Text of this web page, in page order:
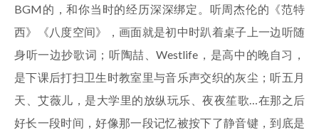
BGM的，和你当时的经历深深绑定。听周杰伦的《范特
西》《八度空间》，画面就是初中时趴着桌子上一边听随
身听一边抄歌词；听陶喆、Westlife，是高中的晚自习，
是下课后打扫卫生时教室里与音乐声交织的灰尘；听五月
天、艾薇儿，是大学里的放纵玩乐、夜夜笙歌…在那之后
好长一段时间，好像那一段记忆被按下了静音键，到底是